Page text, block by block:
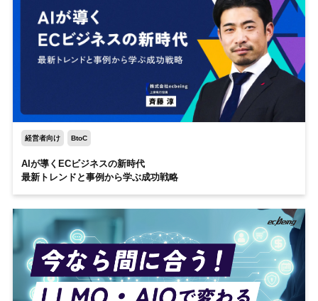
経営者向け BtoC
AIが導くECビジネスの新時代
最新トレンドと事例から学ぶ成功戦略